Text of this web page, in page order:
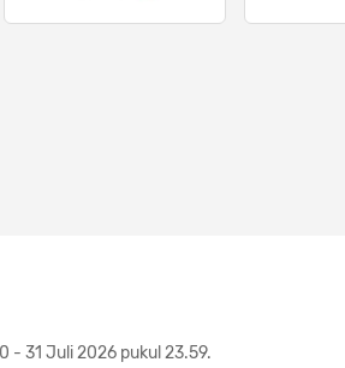
- 31 Juli 2026 pukul 23.59.